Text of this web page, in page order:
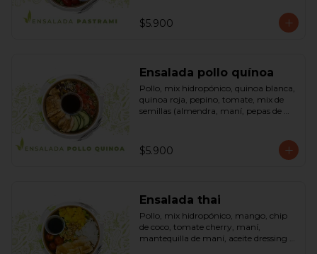
(vinagre de vino blanco, azúcar,
mostaza). Bowl.
$5.900
Ensalada pollo quínoa
Pollo, mix hidropónico, quinoa blanca,
quinoa roja, pepino, tomate, mix de
semillas (almendra, maní, pepas de
mostaza (salsa de soya, azúcar, limón,
aceite de sésamo y mostaza). Bowl.
$5.900
Ensalada thai
Pollo, mix hidropónico, mango, chip
de coco, tomate cherry, maní,
mantequilla de maní, aceite dressing